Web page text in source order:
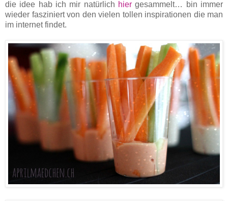
die idee hab ich mir natürlich hier gesammelt… bin immer
wieder fasziniert von den vielen tollen inspirationen die man
im internet findet.